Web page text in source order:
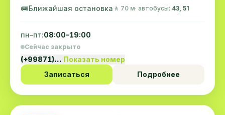
🚌Ближайшая остановка 🚶 70 м· автобусы: 43, 51
пн–пт:08:00–19:00
Сейчас закрыто
(+99871)… Показать номер
Записаться
Подробнее